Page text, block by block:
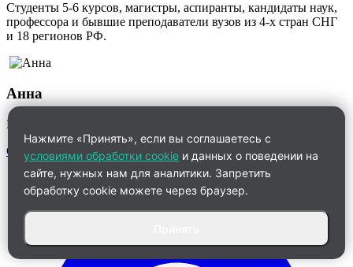
Студенты 5-6 курсов, магистры, аспиранты, кандидаты наук,
профессора и бывшие преподаватели вузов из 4-х стран СНГ
и 18 регионов РФ.
Анна
Менеджер по работе с клиентами
Связаться
Нажмите «Принять», если вы соглашаетесь с
условиями обработки cookie и данных о поведении на
сайте, нужных нам для аналитики. Запретить
обработку cookie можете через браузер.